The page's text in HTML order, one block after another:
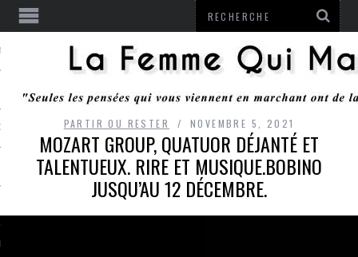
RESTERPARTIR OU RESTER NOVEMBRE 5, 2021
MOZART GROUP, QUATUOR DÉJANTÉ ET
TALENTUEUX. RIRE ET MUSIQUE.BOBINO
JUSQU’AU 12 DÉCEMBRE.